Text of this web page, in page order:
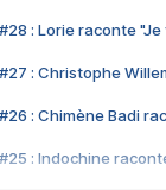
#28 : Lorie raconte
#27 : Christophe
#26 : Chimène Badi
#25 : Indochine